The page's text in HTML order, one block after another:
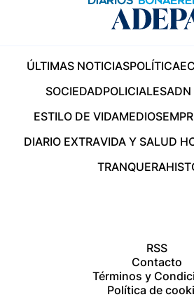
ÚLTIMAS NOTICIASPOLÍTICA
SOCIEDADPOLICIALESADN
ESTILO DE VIDAMEDIOS
DIARIO EXTRAVIDA Y SALUD
TRANQUERA
RSS
Contacto
Términos y
Política de